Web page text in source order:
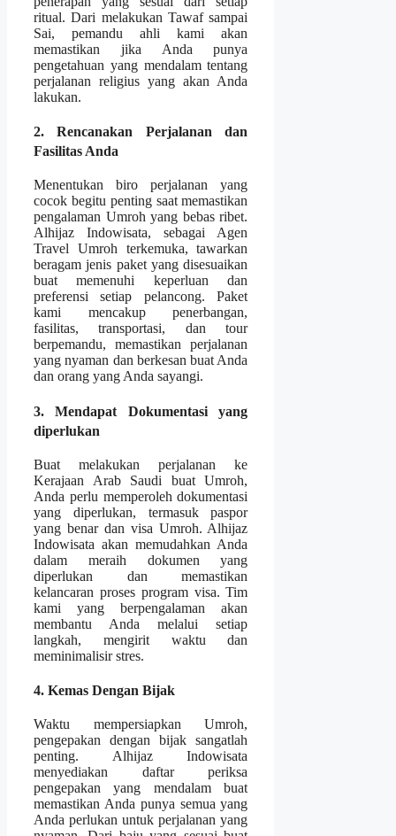
ritual. Dari melakukan Tawaf sampai
Sai, pemandu ahli kami akan
memastikan jika Anda punya
pengetahuan yang mendalam tentang
perjalanan religius yang akan Anda
lakukan.
2. Rencanakan Perjalanan dan
Fasilitas Anda
Menentukan biro perjalanan yang
cocok begitu penting saat memastikan
pengalaman Umroh yang bebas ribet.
Alhijaz Indowisata, sebagai Agen
Travel Umroh terkemuka, tawarkan
beragam jenis paket yang disesuaikan
buat memenuhi keperluan dan
preferensi setiap pelancong. Paket
kami mencakup penerbangan,
fasilitas, transportasi, dan tour
berpemandu, memastikan perjalanan
yang nyaman dan berkesan buat Anda
dan orang yang Anda sayangi.
3. Mendapat Dokumentasi yang
diperlukan
Buat melakukan perjalanan ke
Kerajaan Arab Saudi buat Umroh,
Anda perlu memperoleh dokumentasi
yang diperlukan, termasuk paspor
yang benar dan visa Umroh. Alhijaz
Indowisata akan memudahkan Anda
dalam meraih dokumen yang
diperlukan dan memastikan
kelancaran proses program visa. Tim
kami yang berpengalaman akan
membantu Anda melalui setiap
langkah, mengirit waktu dan
meminimalisir stres.
4. Kemas Dengan Bijak
Waktu mempersiapkan Umroh,
pengepakan dengan bijak sangatlah
penting. Alhijaz Indowisata
menyediakan daftar periksa
pengepakan yang mendalam buat
memastikan Anda punya semua yang
Anda perlukan untuk perjalanan yang